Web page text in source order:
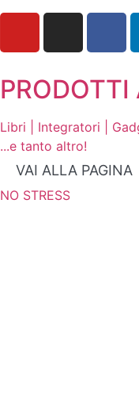
PRODOTTI
Libri | Integratori |
...e tanto altro!
VAI ALLA PAGINA
NO STRESS